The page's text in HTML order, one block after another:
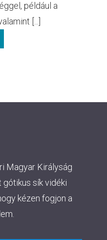
például a
[...]
Magyar Királyság
sík vidéki
kézen fogjon a